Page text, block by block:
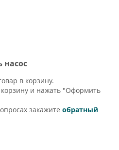
насос
в корзину.
и нажать "Оформить
закажитеобратный